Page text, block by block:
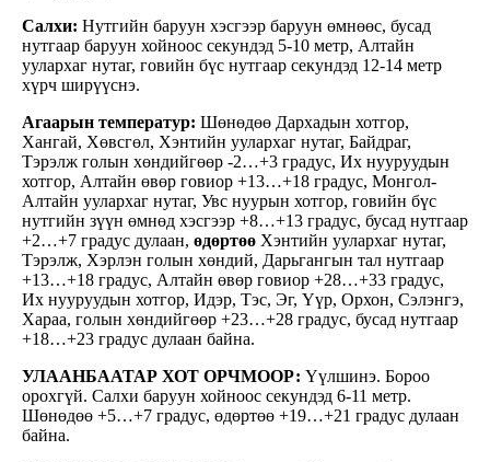
Салхи: Нутгийн баруун хэсгээр баруун өмнөөс, бусад
нутгаар баруун хойноос секундэд 5-10 метр, Алтайн
уулархаг нутаг, говийн бүс нутгаар секундэд 12-14 метр
хүрч ширүүснэ.
Агаарын температур: Шөнөдөө Дархадын хотгор,
Хангай, Хөвсгөл, Хэнтийн уулархаг нутаг, Байдраг,
Тэрэлж голын хөндийгөөр -2…+3 градус, Их нууруудын
хотгор, Алтайн өвөр говиор +13…+18 градус, Монгол-
Алтайн уулархаг нутаг, Увс нуурын хотгор, говийн бүс
нутгийн зүүн өмнөд хэсгээр +8…+13 градус, бусад нутгаар
+2…+7 градус дулаан, өдөртөө Хэнтийн уулархаг нутаг,
Тэрэлж, Хэрлэн голын хөндий, Дарьгангын тал нутгаар
+13…+18 градус, Алтайн өвөр говиор +28…+33 градус,
Их нууруудын хотгор, Идэр, Тэс, Эг, Үүр, Орхон, Сэлэнгэ,
Хараа, голын хөндийгөөр +23…+28 градус, бусад нутгаар
+18…+23 градус дулаан байна.
УЛААНБААТАР ХОТ ОРЧМООР: Үүлшинэ. Бороо
орохгүй. Салхи баруун хойноос секундэд 6-11 метр.
Шөнөдөө +5…+7 градус, өдөртөө +19…+21 градус дулаан
байна.